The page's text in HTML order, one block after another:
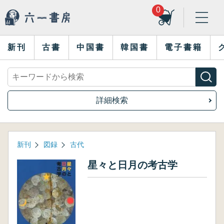
0
新刊 古書 中国書 韓国書 電子書籍
詳細検索
新刊 図録 古代
星々と日月の考古学